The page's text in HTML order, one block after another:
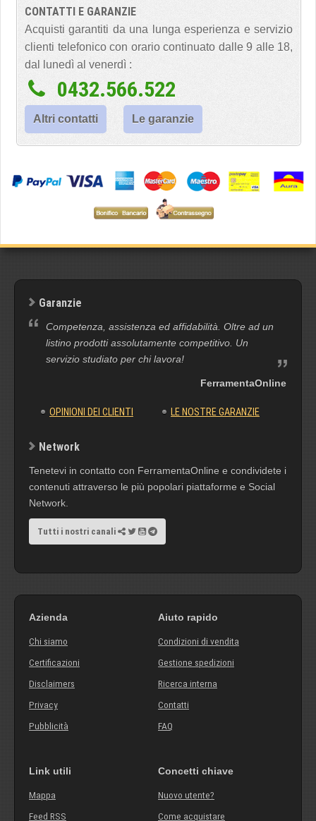
CONTATTI E GARANZIE
Acquisti garantiti da una lunga esperienza e servizio
clienti telefonico con orario continuato dalle 9 alle 18,
dal lunedì al venerdì :
0432.566.522
Altri contatti Le garanzie
Garanzie
Competenza, assistenza ed affidabilità. Oltre ad un
listino prodotti assolutamente competitivo. Un
servizio studiato per chi lavora!
FerramentaOnline
OPINIONI DEI CLIENTI LE NOSTRE GARANZIE
Network
Tenetevi in contatto con FerramentaOnline e condividete i
contenuti attraverso le più popolari piattaforme e Social
Network.
Tutti i nostri canali
Azienda
Chi siamo
Certificazioni
Disclaimers
Privacy
Pubblicità
Aiuto rapido
Condizioni di vendita
Gestione spedizioni
Ricerca interna
Contatti
FAQ
Link utili
Mappa
Feed RSS
Concetti chiave
Nuovo utente?
Come acquistare